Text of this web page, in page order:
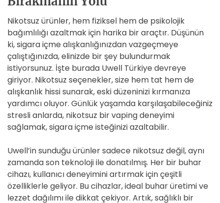
Nikotsuz ürünler, hem fiziksel hem de psikolojik
bağımlılığı azaltmak için harika bir araçtır. Düşünün
ki, sigara içme alışkanlığınızdan vazgeçmeye
çalıştığınızda, elinizde bir şey bulundurmak
istiyorsunuz. İşte burada Uwell Türkiye devreye
giriyor. Nikotsuz seçenekler, size hem tat hem de
alışkanlık hissi sunarak, eski düzeninizi kırmanıza
yardımcı oluyor. Günlük yaşamda karşılaşabileceğiniz
stresli anlarda, nikotsuz bir vaping deneyimi
sağlamak, sigara içme isteğinizi azaltabilir.
Uwell’in sunduğu ürünler sadece nikotsuz değil, aynı
zamanda son teknoloji ile donatılmış. Her bir buhar
cihazı, kullanıcı deneyimini artırmak için çeşitli
özelliklerle geliyor. Bu cihazlar, ideal buhar üretimi ve
lezzet dağılımı ile dikkat çekiyor. Artık, sağlıklı bir